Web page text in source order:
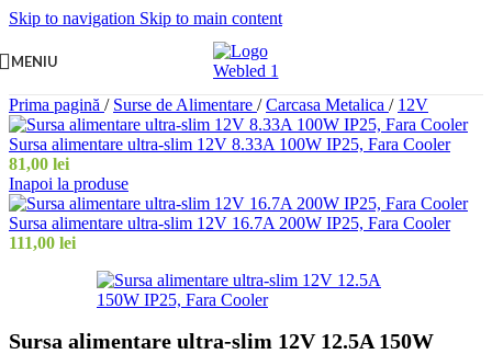
Skip to navigation Skip to main content
MENIU
Prima pagină / Surse de Alimentare / Carcasa Metalica / 12V
Sursa alimentare ultra-slim 12V 8.33A 100W IP25, Fara Cooler
81,00 lei
Inapoi la produse
Sursa alimentare ultra-slim 12V 16.7A 200W IP25, Fara Cooler
111,00 lei
Sursa alimentare ultra-slim 12V 12.5A 150W